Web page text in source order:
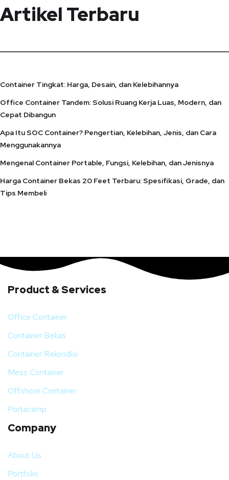
Artikel Terbaru
Container Tingkat: Harga, Desain, dan Kelebihannya
Office Container Tandem: Solusi Ruang Kerja Luas, Modern, dan
Cepat Dibangun
Apa Itu SOC Container? Pengertian, Kelebihan, Jenis, dan Cara
Menggunakannya
Mengenal Container Portable, Fungsi, Kelebihan, dan Jenisnya
Harga Container Bekas 20 Feet Terbaru: Spesifikasi, Grade, dan
Tips Membeli
Product & Services
Office Container
Container Bekas
Container Rekondisi
Mess Container
Offshore Container
Portacamp
Company
About Us
Portfolio